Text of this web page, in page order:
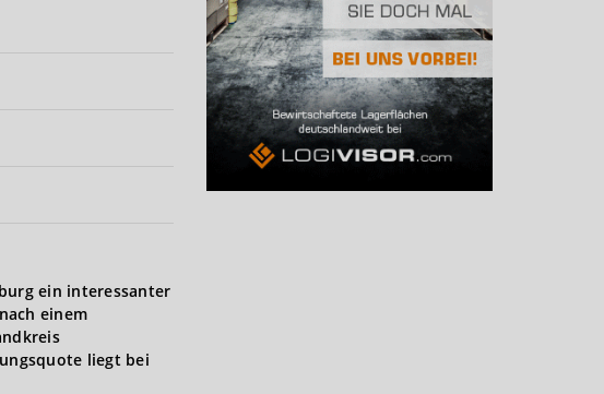
ein interessanter
einem
liegt bei